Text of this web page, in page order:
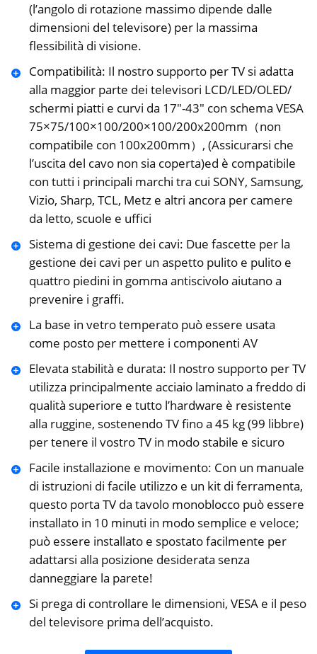
(l’angolo di rotazione massimo dipende dalle
dimensioni del televisore) per la massima
flessibilità di visione.
Compatibilità: Il nostro supporto per TV si adatta
alla maggior parte dei televisori LCD/LED/OLED/
schermi piatti e curvi da 17″-43″ con schema VESA
75×75/100×100/200×100/200x200mm（non
compatibile con 100x200mm）, (Assicurarsi che
l’uscita del cavo non sia coperta)ed è compatibile
con tutti i principali marchi tra cui SONY, Samsung,
Vizio, Sharp, TCL, Metz e altri ancora per camere
da letto, scuole e uffici
Sistema di gestione dei cavi: Due fascette per la
gestione dei cavi per un aspetto pulito e pulito e
quattro piedini in gomma antiscivolo aiutano a
prevenire i graffi.
La base in vetro temperato può essere usata
come posto per mettere i componenti AV
Elevata stabilità e durata: Il nostro supporto per TV
utilizza principalmente acciaio laminato a freddo di
qualità superiore e tutto l’hardware è resistente
alla ruggine, sostenendo TV fino a 45 kg (99 libbre)
per tenere il vostro TV in modo stabile e sicuro
Facile installazione e movimento: Con un manuale
di istruzioni di facile utilizzo e un kit di ferramenta,
questo porta TV da tavolo monoblocco può essere
installato in 10 minuti in modo semplice e veloce;
può essere installato e spostato facilmente per
adattarsi alla posizione desiderata senza
danneggiare la parete!
Si prega di controllare le dimensioni, VESA e il peso
del televisore prima dell’acquisto.